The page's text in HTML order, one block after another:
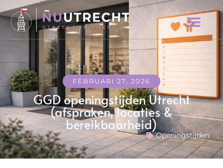
FEBRUARI 27, 2026
GGD openingstijden Utrecht
(afspraken, locaties &
bereikbaarheid)
Openingstijden